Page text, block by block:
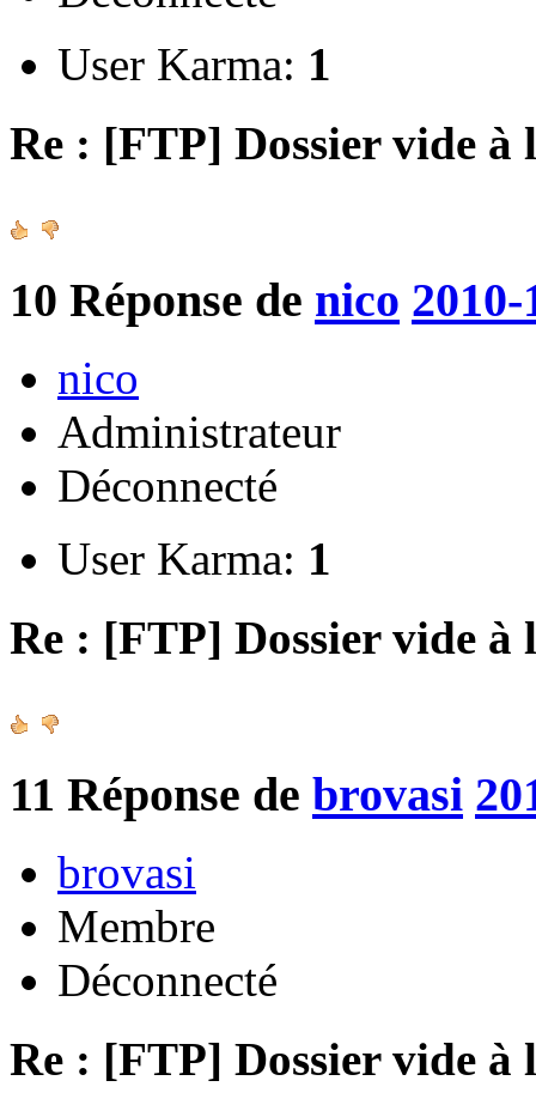
User Karma: 1
Re : [FTP] Dossier vide à
10 Réponse de nico
nico
Administrateur
Déconnecté
User Karma: 1
Re : [FTP] Dossier vide à
11 Réponse de brovasi
brovasi
Membre
Déconnecté
Re : [FTP] Dossier vide à